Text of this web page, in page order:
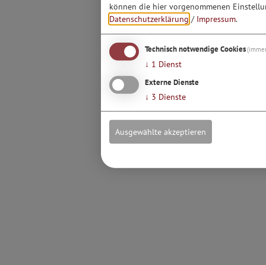
können die hier vorgenommenen
Datenschutzerklärung / Impressum.
Technisch notwendige Cookies
↓ 1 Dienst
Externe Dienste
↓ 3 Dienste
Ausgewählte akzeptieren